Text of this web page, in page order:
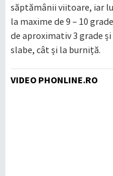
săptămânii viitoare, iar
la maxime de 9 – 10
de aproximativ 3 grade
slabe, cât și la burniță.
VIDEO PHONLINE.RO